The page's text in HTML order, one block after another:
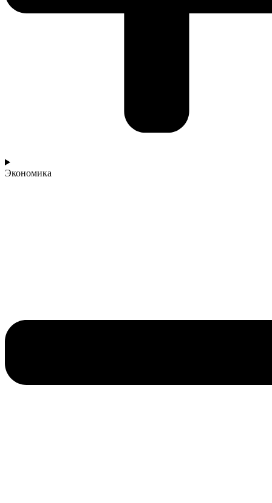
Экономика